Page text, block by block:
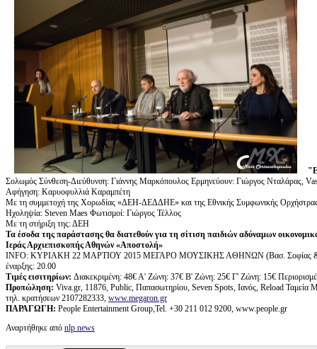
Σολωμός Σύνθεση-Διεύθυνση: Γιάννης Μαρκόπουλος Eρμηνεύουν: Γιώργος Νταλάρας,
Αφήγηση: Καρυοφυλλιά Καραμπέτη
Με τη συμμετοχή της Χορωδίας «ΔΕΗ-ΔΕΔΔΗΕ» και της Εθνικής Συμφωνικής
Ηχοληψία: Steven Maes Φωτισμοί: Γιώργος Τέλλος
Με τη στήριξη της: ΔΕΗ
Τα έσοδα της παράστασης θα διατεθούν για τη σίτιση παιδιών αδύναμων
Ιεράς Αρχιεπισκοπής Αθηνών «Αποστολή»
ΙΝFO: ΚΥΡΙΑΚΗ 22 ΜΑΡΤΙΟΥ 2015 ΜΕΓΑΡΟ ΜΟΥΣΙΚΗΣ ΑΘΗΝΩΝ (Βασ.
έναρξης: 20.00
Τιμές εισιτηρίων: Διακεκριμένη: 48€ Α' Ζώνη: 37€ Β' Ζώνη: 25€ Γ' Ζώνη: 15€
Προπώληση: Viva.gr, 11876, Public, Παπασωτηρίου, Seven Spots, Ιανός, Reload
τηλ. κρατήσεων 2107282333, www.megaron.gr
ΠΑΡΑΓΩΓΗ: People Entertainment Group,Tel. +30 211 012 9200, www.people.gr
Αναρτήθηκε από nlp news